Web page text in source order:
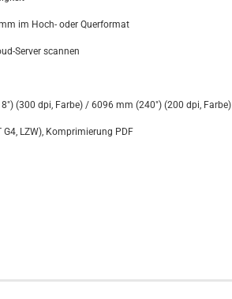
im Hoch- oder Querformat
Server scannen
(300 dpi, Farbe) / 6096 mm (240") (200 dpi, Farbe)
LZW), Komprimierung PDF